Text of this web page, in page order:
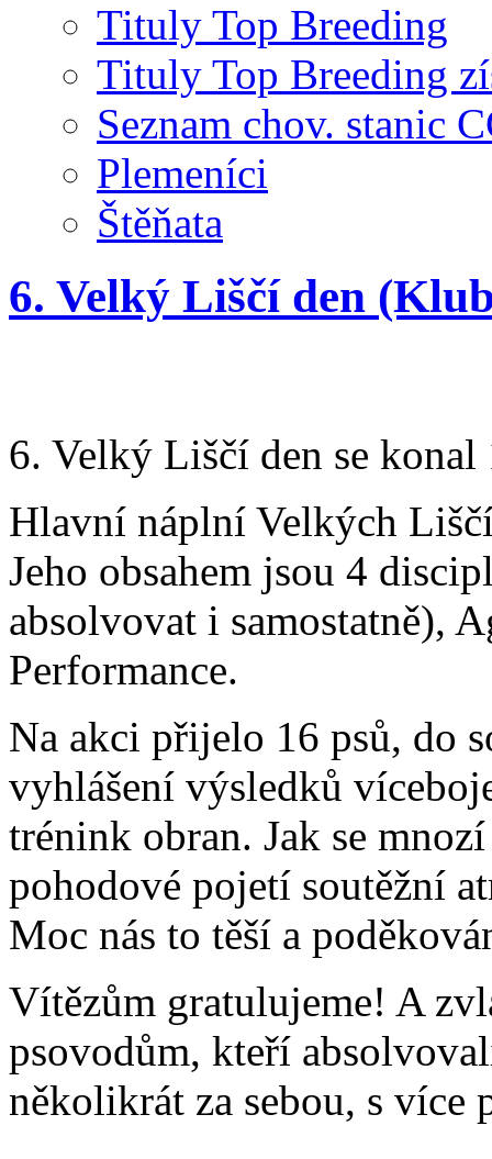
Tituly Top Breeding
Tituly Top Breeding
Seznam chov. stanic
Plemeníci
Štěňata
6. Velký Liščí den
6. Velký Liščí den se
Hlavní náplní Velkých
Jeho obsahem jsou 4
absolvovat i samostatně),
Performance.
Na akci přijelo 16 psů, do
vyhlášení výsledků
trénink obran. Jak se
pohodové pojetí soutěžní
Moc nás to těší a
Vítězům gratulujeme! A
psovodům, kteří
několikrát za sebou, s více